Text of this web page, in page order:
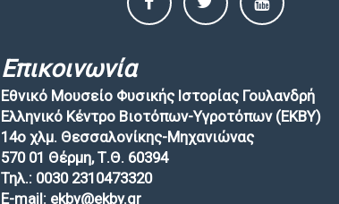
Επικοινωνία
Εθνικό Μουσείο Φυσικής Ιστορίας Γουλανδρή
Ελληνικό Κέντρο Βιοτόπων-Υγροτόπων (EKBY)
14ο χλμ. Θεσσαλονίκης-Μηχανιώνας
570 01 Θέρμη, Τ.Θ. 60394
Τηλ.: 0030 2310473320
E-mail: ekby@ekby.gr